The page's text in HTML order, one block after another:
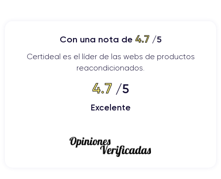
Con una nota de 4.7/5
Certideal es el líder de las webs de productos
reacondicionados.
4.7/5
Excelente